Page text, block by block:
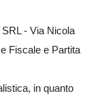
- Via Nicola
Fiscale e Partita
in quanto